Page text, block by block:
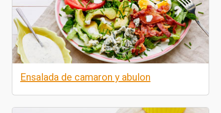
Ensalada de camaron y abulon